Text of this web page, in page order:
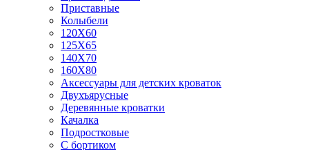
Приставные
Колыбели
120Х60
125X65
140Х70
160Х80
Аксессуары для детских кроваток
Двухъярусные
Деревянные кроватки
Качалка
Подростковые
С бортиком